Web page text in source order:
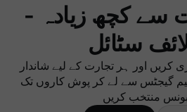
سے کچھ زیادہ -
سٹائل
کریں اور ہر تجارت کے لیے شاندار
گیجٹس سے لے کر پوش کاروں تک
بونس منتخب کریں